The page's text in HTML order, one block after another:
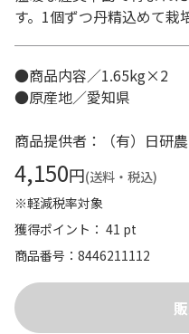
す。1個ずつ丹精込めて栽
●商品内容／1.65kg×2
●原産地／愛知県
商品提供者：（有）日研
4,150円(送料・税込)
※軽減税率対象
獲得ポイント： 41 pt
商品番号
8446211112